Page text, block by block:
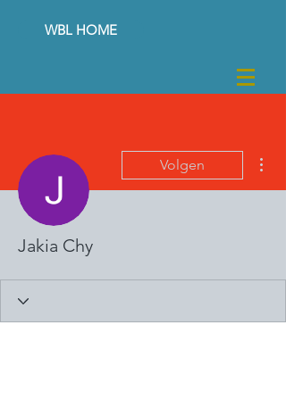
WBL HOME
Volgen
Jakia Chy